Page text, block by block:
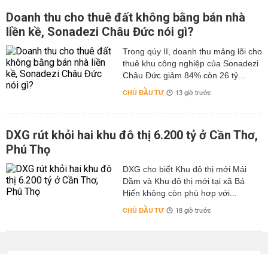
Doanh thu cho thuê đất không bằng bán nhà
liền kề, Sonadezi Châu Đức nói gì?
Trong qúy II, doanh thu mảng lõi cho
thuê khu công nghiệp của Sonadezi
Châu Đức giảm 84% còn 26 tỷ...
CHỦ ĐẦU TƯ 13 giờ trước
DXG rút khỏi hai khu đô thị 6.200 tỷ ở Cần Thơ,
Phú Thọ
DXG cho biết Khu đô thị mới Mái
Dầm và Khu đô thị mới tại xã Bá
Hiến không còn phù hợp với...
CHỦ ĐẦU TƯ 18 giờ trước